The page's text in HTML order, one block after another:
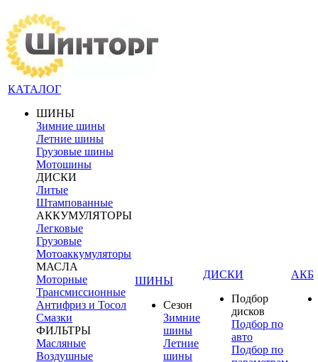
КАТАЛОГ
ШИНЫ
Зимние шины
Летние шины
Грузовые шины
Мотошины
ДИСКИ
Литые
Штампованные
АККУМУЛЯТОРЫ
Легковые
Грузовые
Мотоаккумуляторы
МАСЛА
Моторные
Трансмиссионные
Антифриз и Тосол
Смазки
ФИЛЬТРЫ
Масляные
Воздушные
ШИНЫ
Сезон
Зимние
шины
Летние
шины
ДИСКИ
Подбор
дисков
Подбор по
авто
Подбор по
АКБ